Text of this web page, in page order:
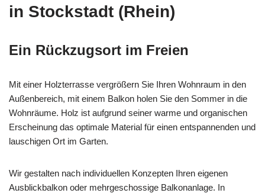
in Stockstadt (Rhein)
Ein Rückzugsort im Freien
Mit einer Holzterrasse vergrößern Sie Ihren Wohnraum in den
Außenbereich, mit einem Balkon holen Sie den Sommer in die
Wohnräume. Holz ist aufgrund seiner warme und organischen
Erscheinung das optimale Material für einen entspannenden und
lauschigen Ort im Garten.
Wir gestalten nach individuellen Konzepten Ihren eigenen
Ausblickbalkon oder mehrgeschossige Balkonanlage. In